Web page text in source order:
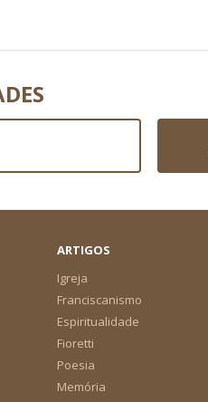
ARTIGOS
Igreja
Franciscanismo
Espiritualidade
Fioretti
Poesia
Memória